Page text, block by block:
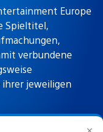
Europe
Spieltitel,
verbundene
jeweiligen